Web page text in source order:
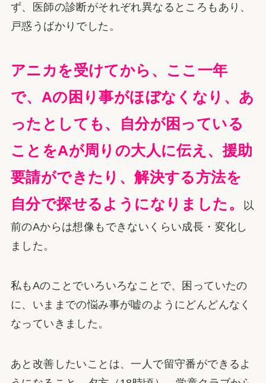
ず、医師の診断がそれぞれ異なるところもあり、
戸惑うばかりでした。
アニカを受けてから、ここ一年
で、Aの困り事がほぼなくなり、あ
ったとしても、自分が困っている
ことをAが周りの大人に伝え、援助
要請ができたり、解決する方法を
自分で探せるようになりました。
以
前のAからは想像もできないくらい成長・変化し
ました。
私もAのことでいろいろなことで、困っていたの
に、いままでの悩み事が嘘のようにどんどんなく
なっていきました。
あと改善したいことは、一人で留守番ができるよ